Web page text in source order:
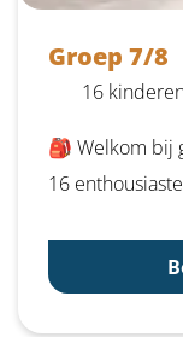
Groep 7/8
16
🎒 Welkom bij
16